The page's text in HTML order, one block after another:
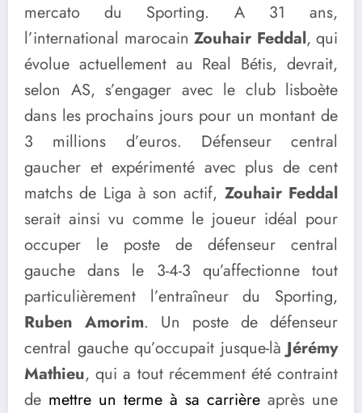
mercato du Sporting. A 31 ans,
l’international marocain Zouhair Feddal, qui
évolue actuellement au Real Bétis, devrait,
selon AS, s’engager avec le club lisboète
dans les prochains jours pour un montant de
3 millions d’euros. Défenseur central
gaucher et expérimenté avec plus de cent
matchs de Liga à son actif, Zouhair Feddal
serait ainsi vu comme le joueur idéal pour
occuper le poste de défenseur central
gauche dans le 3-4-3 qu’affectionne tout
particulièrement l’entraîneur du Sporting,
Ruben Amorim. Un poste de défenseur
central gauche qu’occupait jusque-làJérémy
Mathieu, qui a tout récemment été contraint
de mettre un terme à sa carrière après une